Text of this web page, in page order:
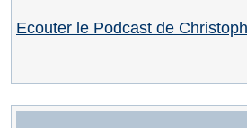
Ecouter le Podcast de